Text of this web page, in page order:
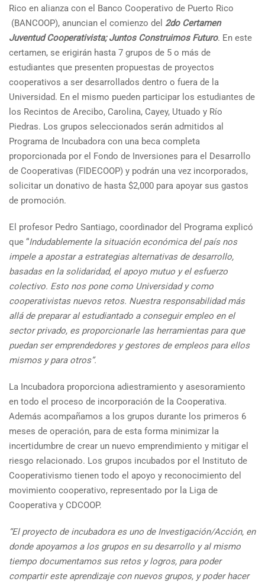
Rico en alianza con el Banco Cooperativo de Puerto Rico
(BANCOOP), anuncian el comienzo del 2do Certamen
Juventud Cooperativista; Juntos Construimos Futuro. En este
certamen, se erigirán hasta 7 grupos de 5 o más de
estudiantes que presenten propuestas de proyectos
cooperativos a ser desarrollados dentro o fuera de la
Universidad. En el mismo pueden participar los estudiantes de
los Recintos de Arecibo, Carolina, Cayey, Utuado y Río
Piedras. Los grupos seleccionados serán admitidos al
Programa de Incubadora con una beca completa
proporcionada por el Fondo de Inversiones para el Desarrollo
de Cooperativas (FIDECOOP) y podrán una vez incorporados,
solicitar un donativo de hasta $2,000 para apoyar sus gastos
de promoción.
El profesor Pedro Santiago, coordinador del Programa explicó
que “Indudablemente la situación económica del país nos
impele a apostar a estrategias alternativas de desarrollo,
basadas en la solidaridad, el apoyo mutuo y el esfuerzo
colectivo. Esto nos pone como Universidad y como
cooperativistas nuevos retos. Nuestra responsabilidad más
allá de preparar al estudiantado a conseguir empleo en el
sector privado, es proporcionarle las herramientas para que
puedan ser emprendedores y gestores de empleos para ellos
mismos y para otros”.
La Incubadora proporciona adiestramiento y asesoramiento
en todo el proceso de incorporación de la Cooperativa.
Además acompañamos a los grupos durante los primeros 6
meses de operación, para de esta forma minimizar la
incertidumbre de crear un nuevo emprendimiento y mitigar el
riesgo relacionado. Los grupos incubados por el Instituto de
Cooperativismo tienen todo el apoyo y reconocimiento del
movimiento cooperativo, representado por la Liga de
Cooperativa y CDCOOP.
“El proyecto de incubadora es uno de Investigación/Acción, en
donde apoyamos a los grupos en su desarrollo y al mismo
tiempo documentamos sus retos y logros, para poder
compartir este aprendizaje con nuevos grupos, y poder hacer